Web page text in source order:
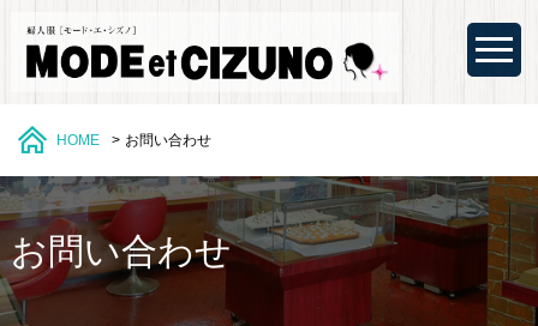
HOME お問い合わせ
お問い合わせ